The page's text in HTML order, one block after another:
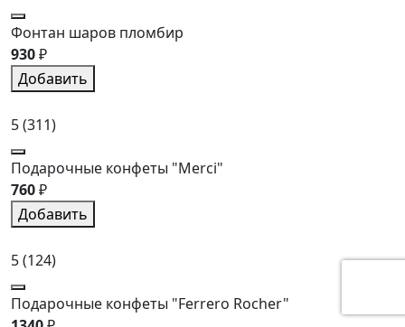
Фонтан шаров пломбир
930₽
Добавить
5(311)
Подарочные конфеты "Merci"
760₽
Добавить
5(124)
Подарочные конфеты "Ferrero Rocher"